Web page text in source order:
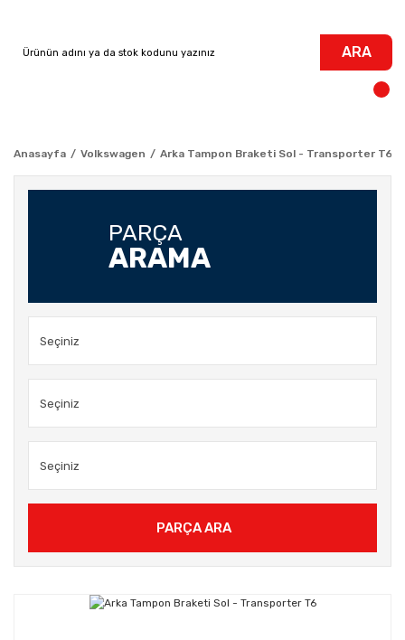
ARA
Anasayfa Volkswagen Arka Tampon Braketi Sol - Transporter T6
PARÇA
ARAMA
PARÇA ARA